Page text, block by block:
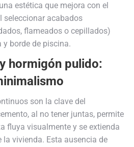
estética que mejora con el
seleccionar acabados
flameados o cepillados)
y borde de piscina.
hormigón pulido:
son la clave del
al no tener juntas, permite
fluya visualmente y se extienda
la vivienda. Esta ausencia de